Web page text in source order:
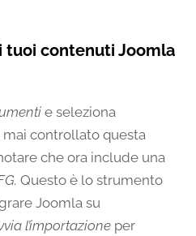
tuoi contenuti Joomla
e seleziona
mai controllato questa
che ora include una
Questo è lo strumento
Joomla su
l’importazione per